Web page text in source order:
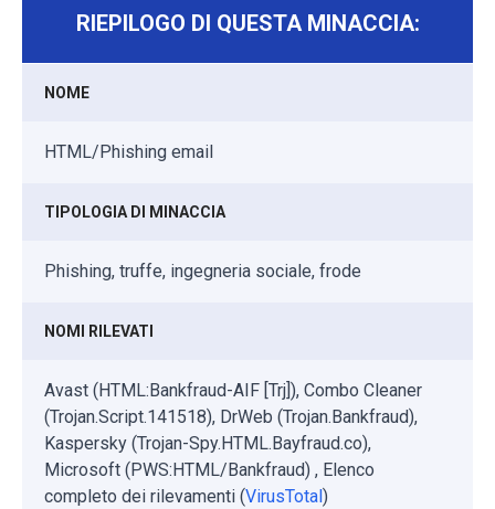
RIEPILOGO DI QUESTA MINACCIA:
NOME
HTML/Phishing email
TIPOLOGIA DI MINACCIA
Phishing, truffe, ingegneria sociale, frode
NOMI RILEVATI
Avast (HTML:Bankfraud-AIF [Trj]), Combo Cleaner
(Trojan.Script.141518), DrWeb (Trojan.Bankfraud),
Kaspersky (Trojan-Spy.HTML.Bayfraud.co),
Microsoft (PWS:HTML/Bankfraud) , Elenco
completo dei rilevamenti (VirusTotal )